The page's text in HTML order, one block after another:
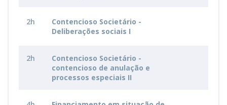
2h
Contencioso Societário -
Deliberações sociais I
2h
Contencioso Societário -
contencioso de anulação e
processos especiais II